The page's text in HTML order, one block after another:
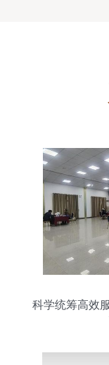
科学统筹高效